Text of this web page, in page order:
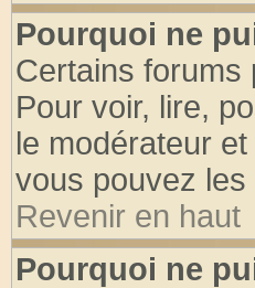
Pourquoi ne
Certains forums
Pour voir, lire,
le modérateur
vous pouvez
Revenir en haut
Pourquoi ne